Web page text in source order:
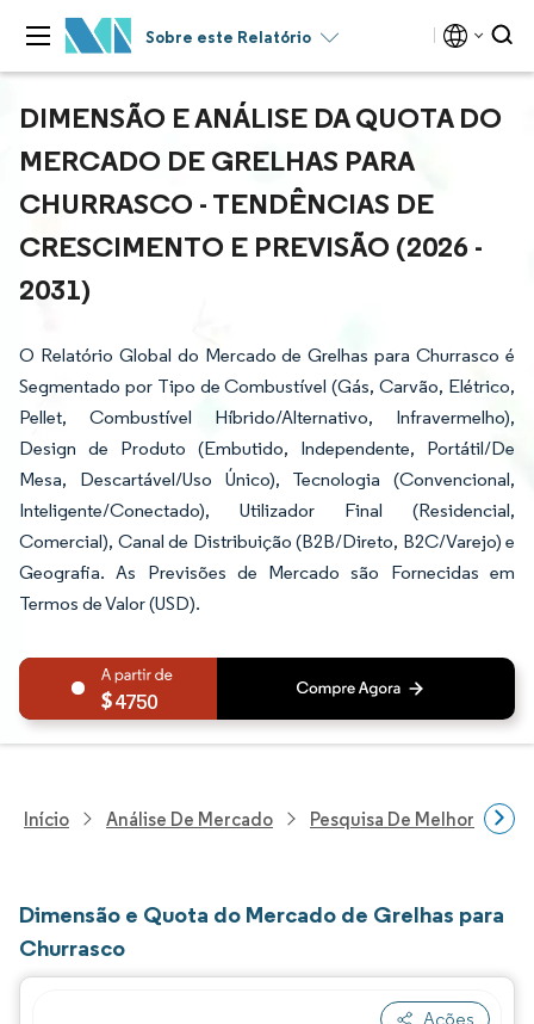
Sobre este Relatório
DIMENSÃO E ANÁLISE DA QUOTA DO
MERCADO DE GRELHAS PARA
CHURRASCO - TENDÊNCIAS DE
CRESCIMENTO E PREVISÃO (2026 -
2031)
O Relatório Global do Mercado de Grelhas para Churrasco é
Segmentado por Tipo de Combustível (Gás, Carvão, Elétrico,
Pellet, Combustível Híbrido/Alternativo, Infravermelho),
Design de Produto (Embutido, Independente, Portátil/De
Mesa, Descartável/Uso Único), Tecnologia (Convencional,
Inteligente/Conectado), Utilizador Final (Residencial,
Comercial), Canal de Distribuição (B2B/Direto, B2C/Varejo) e
Geografia. As Previsões de Mercado são Fornecidas em
Termos de Valor (USD).
4750
Início Análise De Mercado Pesquisa De Melhorias
Dimensão e Quota do Mercado de Grelhas para
Churrasco
Ações